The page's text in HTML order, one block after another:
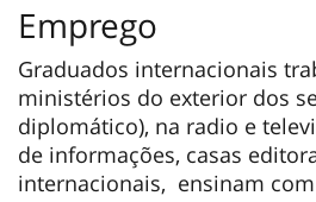
Emprego
Graduados internacionais
ministérios do exterior dos
diplomático), na radio e
de informações, casas
internacionais, ensinam